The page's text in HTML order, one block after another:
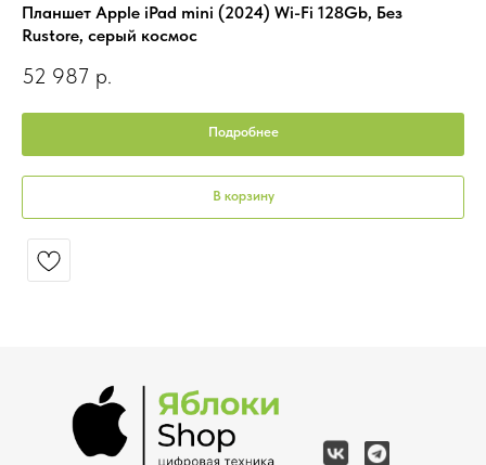
Планшет Apple iPad mini (2024) Wi-Fi 128Gb, Без
Rustore, серый космос
52 987 р.
Подробнее
В корзину